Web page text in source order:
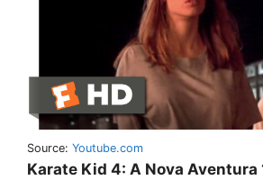
Source: Youtube.com
Karate Kid 4: A Nova Aventura